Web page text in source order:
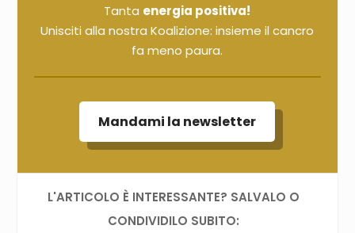
Tanta energia positiva!
Unisciti alla nostra Koalizione: insieme il cancro
fa meno paura.
Mandami la newsletter
L'ARTICOLO È INTERESSANTE? SALVALO O
CONDIVIDILO SUBITO: